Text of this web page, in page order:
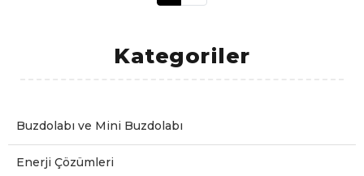
Sessiz sedasız çalışan yakıt istemeyen ve atık üretmeyen bu
dönüştürüyor? Temelde karavan güneş paneli çalışma prensibi
fotovoltaik etki adı verilen fiziksel ve kimyasal bir sürece
Kategoriler
Buzdolabı ve Mini Buzdolabı
Enerji Çözümleri